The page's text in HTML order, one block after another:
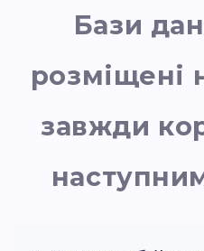
Бази
розміщені
завжди